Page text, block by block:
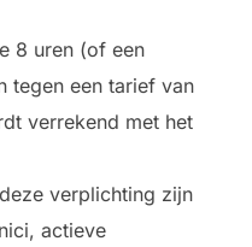
8 uren (of een
tegen een tarief van
verrekend met het
verplichting zijn
actieve